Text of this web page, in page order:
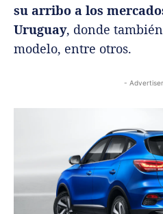
su arribo a los
Uruguay, donde
modelo, entre otros.
-